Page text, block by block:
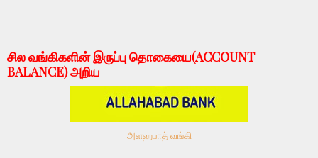
சில வங்கிகளின் இருப்பு தொகையை(ACCOUNT
BALANCE) அறிய
அளஹபாத் வங்கி